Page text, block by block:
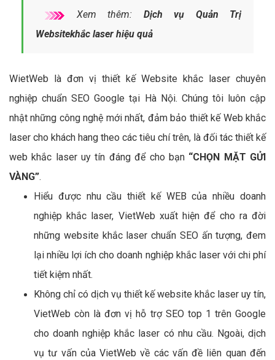
Xem thêm: Dịch vụ Quản Trị
Websitekhắc laser hiệu quả
WietWeb là đơn vị thiết kế Website khắc laser chuyên
nghiệp chuẩn SEO Google tại Hà Nội. Chúng tôi luôn cập
nhật những công nghệ mới nhất, đảm bảo thiết kế Web khắc
laser cho khách hang theo các tiêu chí trên, là đối tác thiết kế
web khắc laser uy tín đáng để cho bạn “CHỌN MẶT GỬI
VÀNG”.
Hiểu được nhu cầu thiết kế WEB của nhiều doanh
nghiệp khắc laser, VietWeb xuất hiện để cho ra đời
những website khắc laser chuẩn SEO ấn tượng, đem
lại nhiều lợi ích cho doanh nghiệp khắc laser với chi phí
tiết kiệm nhất.
Không chỉ có dịch vụ thiết kế website khắc laser uy tín,
VietWeb còn là đơn vị hỗ trợ SEO top 1 trên Google
cho doanh nghiệp khắc laser có nhu cầu. Ngoài, dịch
vụ tư vấn của VietWeb về các vấn đề liên quan đến